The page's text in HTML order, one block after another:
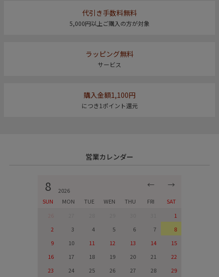
代引き手数料無料
5,000円以上ご購入の方が対象
ラッピング無料
サービス
購入金額1,100円
につき1ポイント還元
営業カレンダー
8 2026
← →
SUN MON TUE WEN THU FRI
SAT
1
2
3 4 5 6 7
8
9
10 11 12 13 14
15
16
17 18 19 20 21
22
23
24 25 26 27 28
29